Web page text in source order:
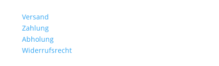
Versand
Zahlung
Abholung
Widerrufsrecht